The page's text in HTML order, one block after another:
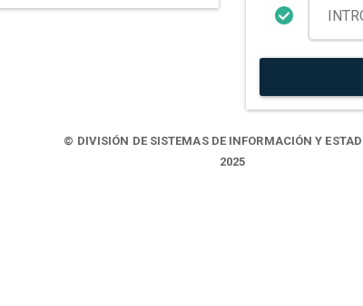
© DIVISIÓN DE SISTEMAS DE INFORMACIÓN Y
2025